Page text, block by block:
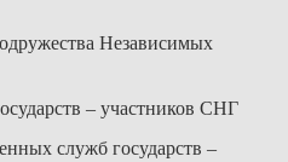
Независимых
– участников СНГ
служб государств –